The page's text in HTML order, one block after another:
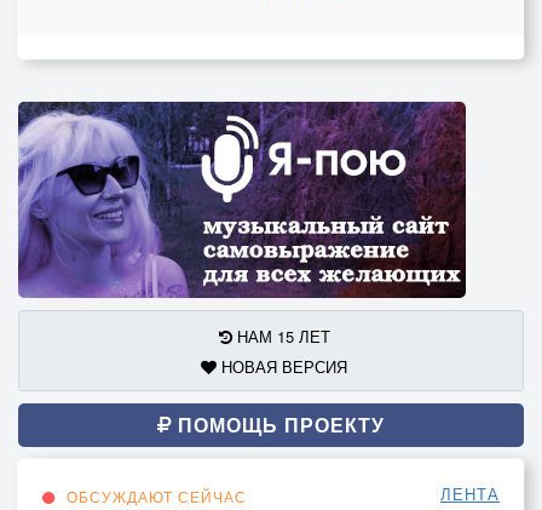
НАМ 15 ЛЕТ
НОВАЯ ВЕРСИЯ
ПОМОЩЬ ПРОЕКТУ
ОБСУЖДАЮТ СЕЙЧАС ЛЕНТА